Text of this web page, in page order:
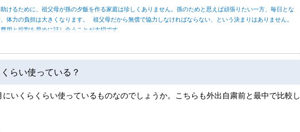
けるために、祖父母が孫の夕飯を作る家庭は珍しくありません。孫のためと思えば頑張りたい一方、毎日とな
体力の負担は大きくなります。 祖父母だから無償で協力しなければならない、という決まりはありません。
用と役割を早めに話し合うことが大切です。
らい使っている？
いくらくらい使っているものなのでしょうか。こちらも外出自粛前と最中で比較し